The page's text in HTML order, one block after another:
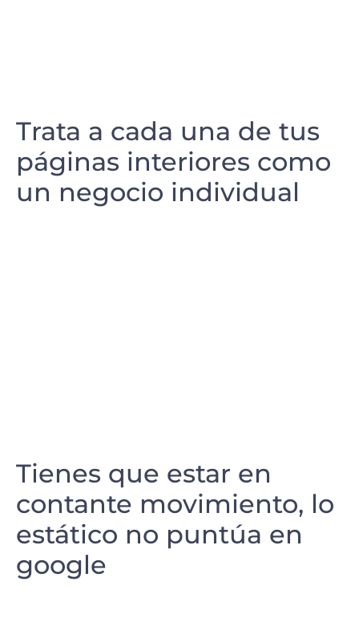
Trata a cada una de tus
páginas interiores como
un negocio individual
Tienes que estar en
contante movimiento, lo
estático no puntúa en
google